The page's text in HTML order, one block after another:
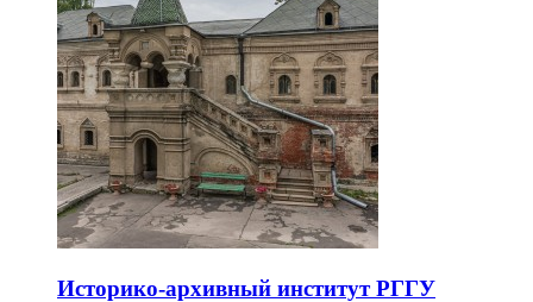
Историко-архивный институт РГГУ